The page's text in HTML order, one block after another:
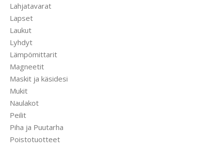
Lahjatavarat
Lapset
Laukut
Lyhdyt
Lämpömittarit
Magneetit
Maskit ja käsidesi
Mukit
Naulakot
Peilit
Piha ja Puutarha
Poistotuotteet